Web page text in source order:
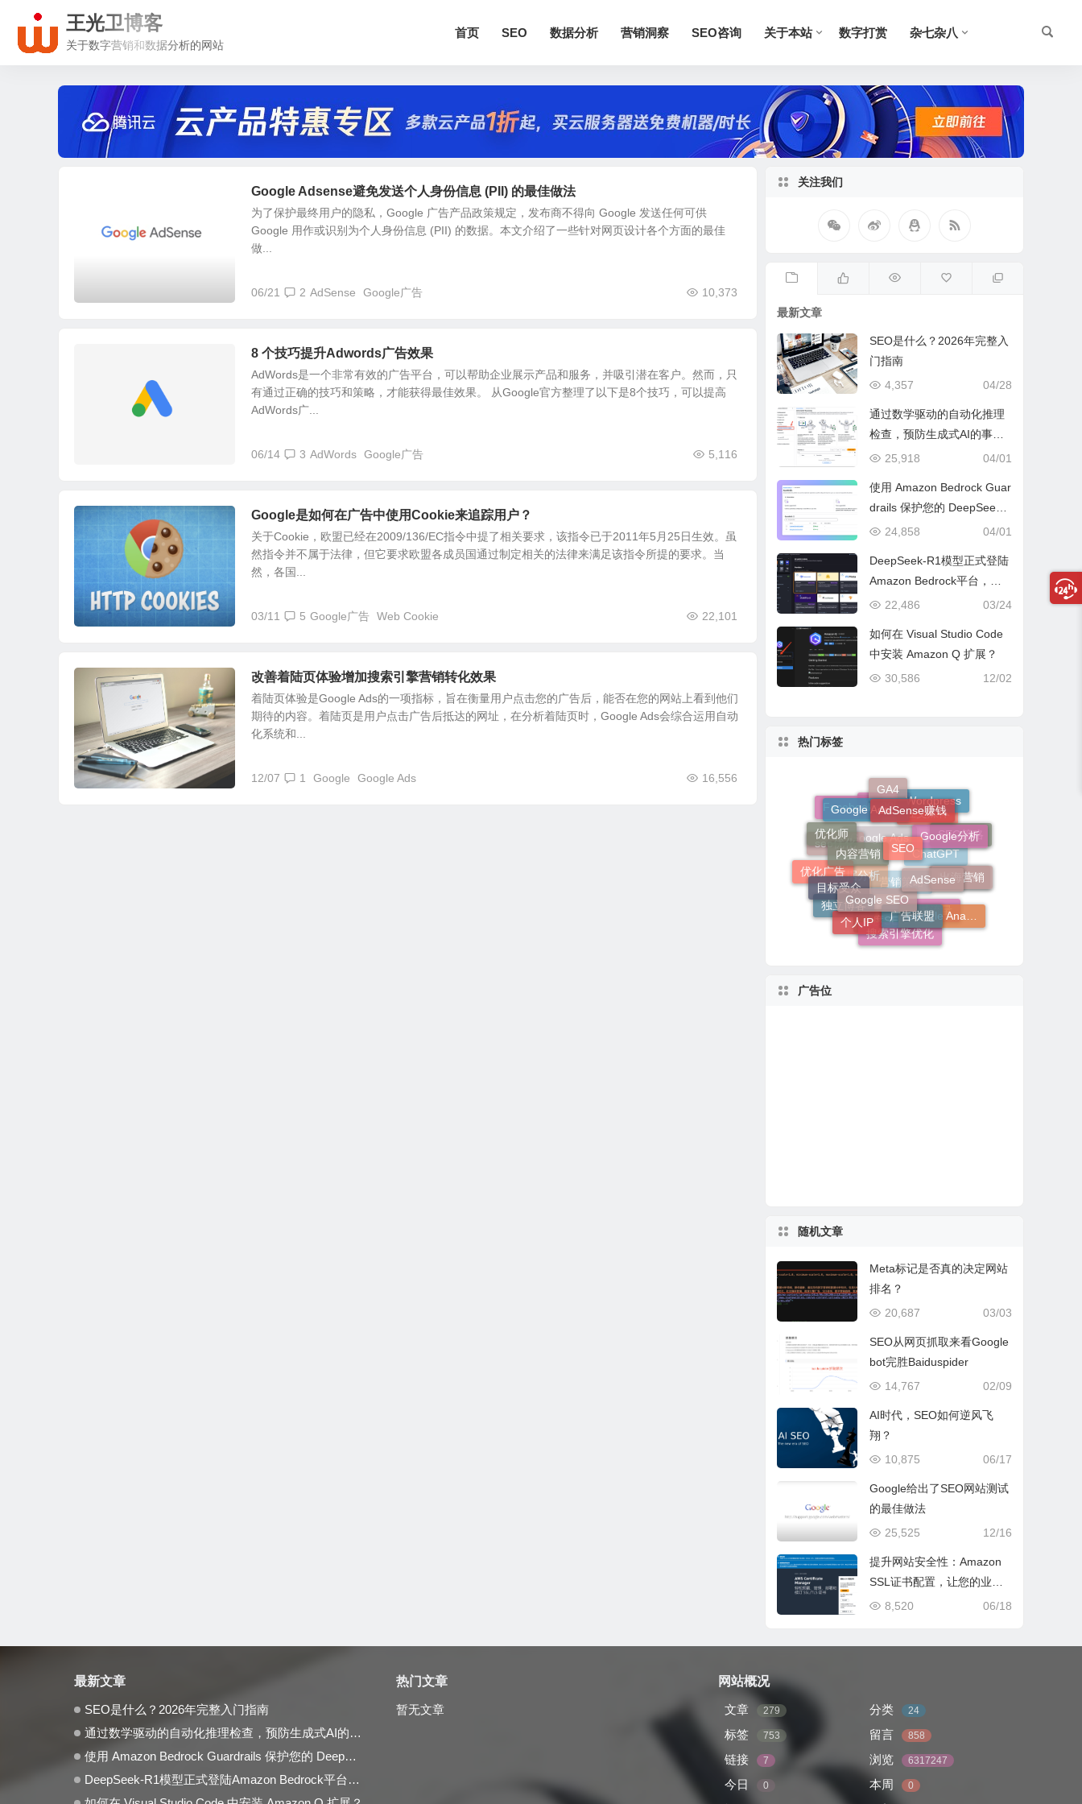
王光卫博客
关于数字营销和数据分析的网站
首页 SEO 数据分析 营销洞察 SEO咨询 关于本站 数字打赏 杂七杂八
Google Adsense避免发送个人身份信息 (PII) 的最佳做法
为了保护最终用户的隐私，Google 广告产品政策规定，发布商不得向 Google 发送任何可供
Google 用作或识别为个人身份信息 (PII) 的数据。本文介绍了一些针对网页设计各个方面的最佳
做...
06/21 10,373
2 AdSense Google广告
8 个技巧提升Adwords广告效果
AdWords是一个非常有效的广告平台，可以帮助企业展示产品和服务，并吸引潜在客户。然而，只
有通过正确的技巧和策略，才能获得最佳效果。 从Google官方整理了以下是8个技巧，可以提高
AdWords广...
06/14 5,116
3 AdWords Google广告
Google是如何在广告中使用Cookie来追踪用户？
关于Cookie，欧盟已经在2009/136/EC指令中提了相关要求，该指令已于2011年5月25日生效。虽
然指令并不属于法律，但它要求欧盟各成员国通过制定相关的法律来满足该指令所提的要求。当
然，各国...
03/11 22,101
5 Google广告 Web Cookie
改善着陆页体验增加搜索引擎营销转化效果
着陆页体验是Google Ads的一项指标，旨在衡量用户点击您的广告后，能否在您的网站上看到他们
期待的内容。着陆页是用户点击广告后抵达的网址，在分析着陆页时，Google Ads会综合运用自动
化系统和...
12/07 16,556
1 Google Google Ads
关注我们
最新文章
SEO是什么？2026年完整入
门指南
04/28
4,357
通过数学驱动的自动化推理
检查，预防生成式AI的事实
性错误与幻觉问题
04/01
25,918
使用 Amazon Bedrock Guar
drails 保护您的 DeepSeek
模型部署
04/01
24,858
DeepSeek-R1模型正式登陆
Amazon Bedrock平台，开
启全托管无服务器新纪元03/24
22,486
如何在 Visual Studio Code
中安装 Amazon Q 扩展？
12/02
30,586
热门标签
Google SEO
广告联盟
AdSense
SEO
内容营销
目标受众
个人IP
搜索引擎优化
出海营销
Google分析
AdSense赚钱
Google Adsense
优化师
优化广告
独立博客
百度SEO
私域流量
数字营销
SEO策略
Wordpress
GA4
Facebook
seo优化
数据分析
营销策略
ChatGPT
社交媒体
Google
Google Ads
广告位
随机文章
Meta标记是否真的决定网站
排名？
03/03
20,687
SEO从网页抓取来看Google
bot完胜Baiduspider
02/09
14,767
AI时代，SEO如何逆风飞
翔？
06/17
10,875
Google给出了SEO网站测试
的最佳做法
12/16
25,525
提升网站安全性：Amazon
SSL证书配置，让您的业务
更安心”
06/18
8,520
最新文章
SEO是什么？2026年完整入门指南
通过数学驱动的自动化推理检查，预防生成式AI的事实性错误与幻觉问题
使用 Amazon Bedrock Guardrails 保护您的 DeepSeek 模型部署
DeepSeek-R1模型正式登陆Amazon Bedrock平台，开启全托管无服务器新纪元
热门文章
暂无文章
网站概况
文章 279 分类 24
标签 753 留言 858
链接 7 浏览 6317247
今日 0 本周 0